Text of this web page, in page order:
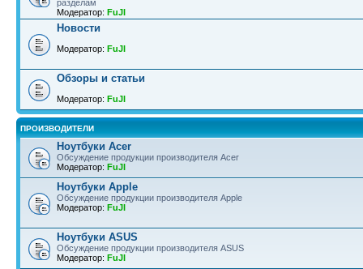
разделам
Модератор: FuJI
Новости
Модератор: FuJI
Обзоры и статьи
Модератор: FuJI
ПРОИЗВОДИТЕЛИ
Ноутбуки Acer
Обсуждение продукции производителя Acer
Модератор: FuJI
Ноутбуки Apple
Обсуждение продукции производителя Apple
Модератор: FuJI
Ноутбуки ASUS
Обсуждение продукции производителя ASUS
Модератор: FuJI